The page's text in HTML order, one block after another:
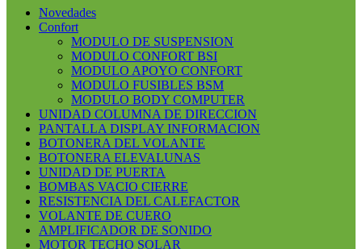
Novedades
Confort
MODULO DE SUSPENSION
MODULO CONFORT BSI
MODULO APOYO CONFORT
MODULO FUSIBLES BSM
MODULO BODY COMPUTER
UNIDAD COLUMNA DE DIRECCION
PANTALLA DISPLAY INFORMACION
BOTONERA DEL VOLANTE
BOTONERA ELEVALUNAS
UNIDAD DE PUERTA
BOMBAS VACIO CIERRE
RESISTENCIA DEL CALEFACTOR
VOLANTE DE CUERO
AMPLIFICADOR DE SONIDO
MOTOR TECHO SOLAR